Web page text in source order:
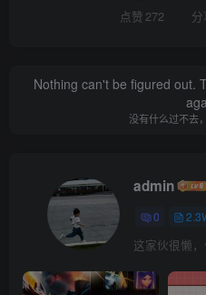
点赞 272 分
Nothing can't be figured out.
没有什么过不去
admin
0
这家伙很懒